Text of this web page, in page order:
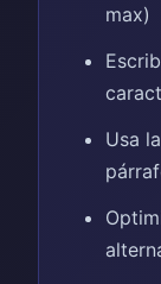
max)
Usa